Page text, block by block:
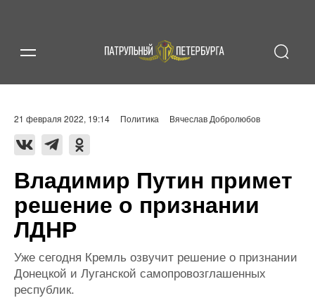
21 февраля 2022, 19:14 Политика Вячеслав Добролюбов
Владимир Путин примет
решение о признании
ЛДНР
Уже сегодня Кремль озвучит решение о признании
Донецкой и Луганской самопровозглашенных
республик.